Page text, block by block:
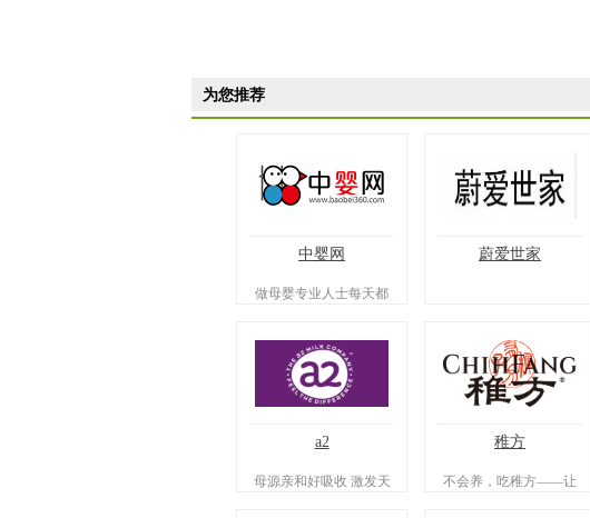
为您推荐
中婴网
做母婴专业人士每天都
蔚爱世家
a2
母源亲和好吸收 激发天
稚方
不会养，吃稚方——让